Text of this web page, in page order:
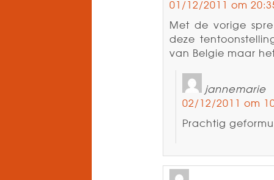
01/12/2011 om
Met de vorige
deze
van Belgie maar
jannemarie
02/12/2011 om
Prachtig